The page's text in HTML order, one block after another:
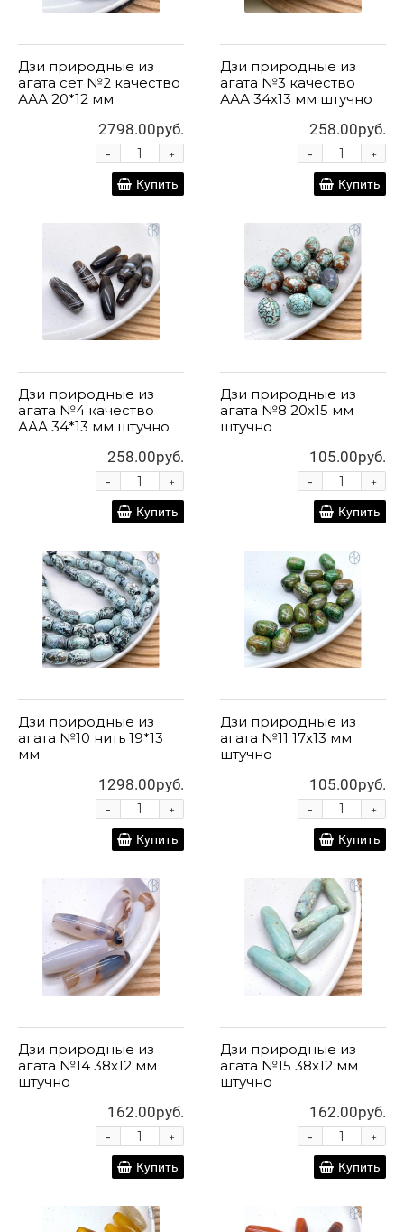
Дзи природные из
агата сет №2 качество
ААА 20*12 мм
2798.00руб.
+
-
Купить
Дзи природные из
агата №3 качество
ААА 34х13 мм штучно
258.00руб.
+
-
Купить
Дзи природные из
агата №4 качество
ААА 34*13 мм штучно
258.00руб.
+
-
Купить
Дзи природные из
агата №8 20х15 мм
штучно
105.00руб.
+
-
Купить
Дзи природные из
агата №10 нить 19*13
мм
1298.00руб.
+
-
Купить
Дзи природные из
агата №11 17х13 мм
штучно
105.00руб.
+
-
Купить
Дзи природные из
агата №14 38х12 мм
штучно
162.00руб.
+
-
Купить
Дзи природные из
агата №15 38х12 мм
штучно
162.00руб.
+
-
Купить